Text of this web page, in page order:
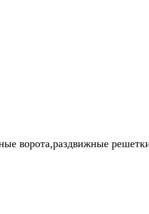
ворота,раздвижные